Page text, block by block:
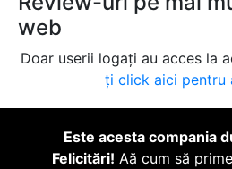
web
Doar userii logați au acces la
ți click aici pentru
Este acesta compania
Felicitări! Aă cum să